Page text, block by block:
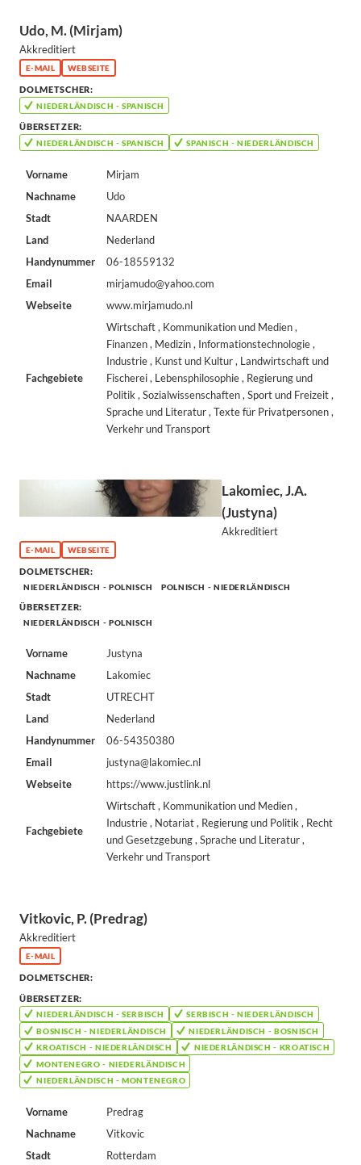
Udo, M. (Mirjam)
Akkreditiert
E-MAIL WEBSEITE
DOLMETSCHER:
NIEDERLÄNDISCH - SPANISCH
ÜBERSETZER:
NIEDERLÄNDISCH - SPANISCH SPANISCH - NIEDERLÄNDISCH
Vorname
Mirjam
Nachname
Udo
Stadt
NAARDEN
Land
Nederland
Handynummer
06-18559132
Email
mirjamudo@yahoo.com
Webseite
www.mirjamudo.nl
Fachgebiete
Wirtschaft , Kommunikation und Medien ,
Finanzen , Medizin , Informationstechnologie ,
Industrie , Kunst und Kultur , Landwirtschaft und
Fischerei , Lebensphilosophie , Regierung und
Politik , Sozialwissenschaften , Sport und Freizeit ,
Sprache und Literatur , Texte für Privatpersonen ,
Verkehr und Transport
Lakomiec, J.A.
(Justyna)
Akkreditiert
E-MAIL WEBSEITE
DOLMETSCHER:
NIEDERLÄNDISCH - POLNISCH POLNISCH - NIEDERLÄNDISCH
ÜBERSETZER:
NIEDERLÄNDISCH - POLNISCH
Vorname
Justyna
Nachname
Lakomiec
Stadt
UTRECHT
Land
Nederland
Handynummer
06-54350380
Email
justyna@lakomiec.nl
Webseite
https://www.justlink.nl
Fachgebiete
Wirtschaft , Kommunikation und Medien ,
Industrie , Notariat , Regierung und Politik , Recht
und Gesetzgebung , Sprache und Literatur ,
Verkehr und Transport
Vitkovic, P. (Predrag)
Akkreditiert
E-MAIL
DOLMETSCHER:
ÜBERSETZER:
NIEDERLÄNDISCH - SERBISCH
SERBISCH - NIEDERLÄNDISCH
BOSNISCH - NIEDERLÄNDISCH
NIEDERLÄNDISCH - BOSNISCH
KROATISCH - NIEDERLÄNDISCH
NIEDERLÄNDISCH - KROATISCH
MONTENEGRO - NIEDERLÄNDISCH
NIEDERLÄNDISCH - MONTENEGRO
Vorname
Predrag
Nachname
Vitkovic
Stadt
Rotterdam